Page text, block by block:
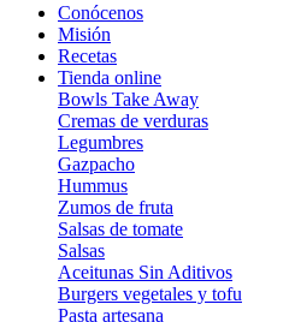
Conócenos
Misión
Recetas
Tienda online
Bowls Take Away
Cremas de verduras
Legumbres
Gazpacho
Hummus
Zumos de fruta
Salsas de tomate
Salsas
Aceitunas Sin Aditivos
Burgers vegetales y tofu
Pasta artesana